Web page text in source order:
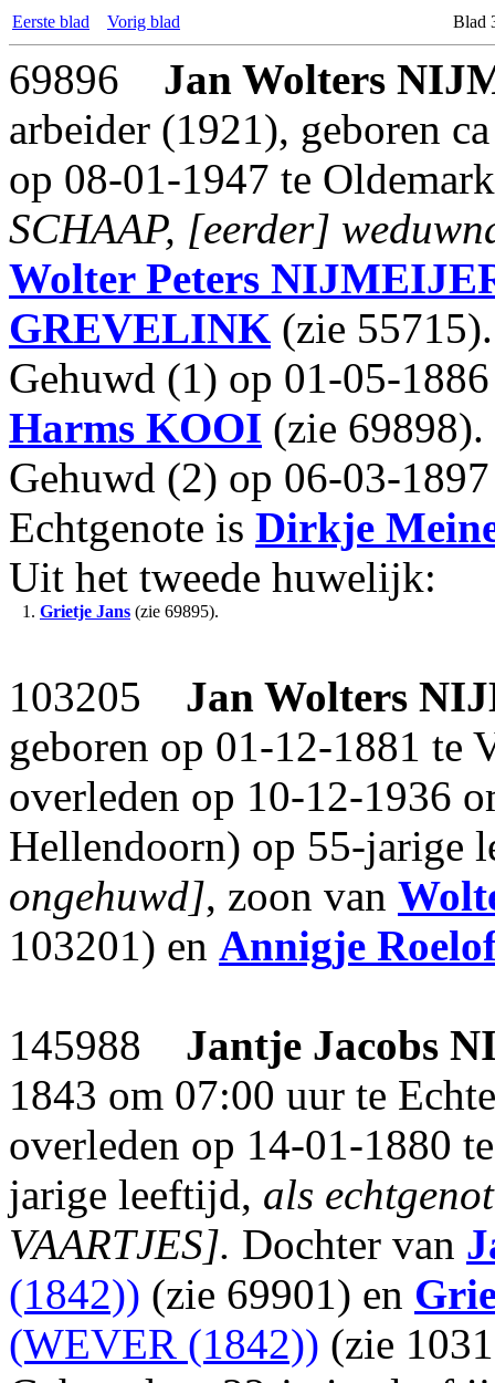
Eerste blad Vorig blad Blad
69896 Jan Wolters
arbeider (1921), geboren
op 08-01-1947 te
SCHAAP, [eerder]
Wolter Peters
GREVELINK (zie 55715).
Gehuwd (1) op 01-05-
Harms KOOI (zie 69898).
Gehuwd (2) op 06-03-
Echtgenote is Dirkje
Uit het tweede huwelijk:
1. Grietje Jans (zie 69895).
103205 Jan Wolters
geboren op 01-12-1881 te
overleden op 10-12-1936
Hellendoorn) op 55-jarige
ongehuwd], zoon van
103201) en Annigje
145988 Jantje Jacobs
1843 om 07:00 uur te
overleden op 14-01-1880
jarige leeftijd, als
VAARTJES]. Dochter van
(1842)) (zie 69901) en
(WEVER (1842)) (zie